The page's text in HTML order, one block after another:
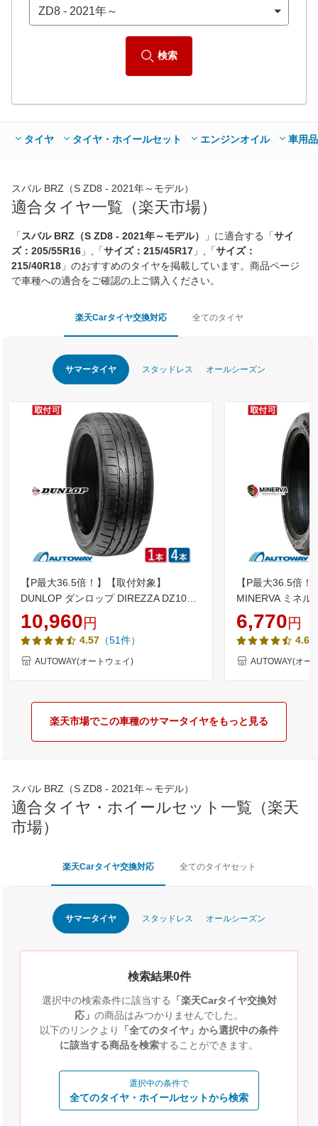
検索
タイヤ タイヤ・ホイールセット エンジンオイル 車用品
スバル BRZ（S ZD8 - 2021年～モデル）
適合タイヤ一覧（楽天市場）
「 スバル BRZ（S ZD8 - 2021年～モデル） 」に適合する「サイ
ズ：205/55R16 」,「サイズ：215/45R17 」,「サイズ：
215/40R18 」のおすすめのタイヤを掲載しています。商品ページ
で車種への適合をご確認の上ご購入ください。
楽天Carタイヤ交換対応 全てのタイヤ
サマータイヤ スタッドレス オールシーズン
【P最大36.5倍！】【取付対象】
DUNLOP ダンロップ DIREZZA DZ102
215/45R17 (215/45/17 215-45-17
215/45-17) サマータイヤ 夏タイヤ 単品
2本 4本 17インチ
10,960円
4.57 （51件）
AUTOWAY(オートウェイ)
【P最大36.5倍
MINERVA ミネ
(215/45/17 215-
ータイヤ 夏タイ
チ
6,770円
4.64
AUTOWAY(オー
楽天市場でこの車種のサマータイヤをもっと見る
スバル BRZ（S ZD8 - 2021年～モデル）
適合タイヤ・ホイールセット一覧（楽天
市場）
楽天Carタイヤ交換対応 全てのタイヤセット
サマータイヤ スタッドレス オールシーズン
検索結果0件
選択中の検索条件に該当する 「楽天Carタイヤ交換対
応」 の商品はみつかりませんでした。
以下のリンクより
「全てのタイヤ」から選択中の条件
に該当する商品を検索することができます。
選択中の条件で
全てのタイヤ・ホイールセットから検索